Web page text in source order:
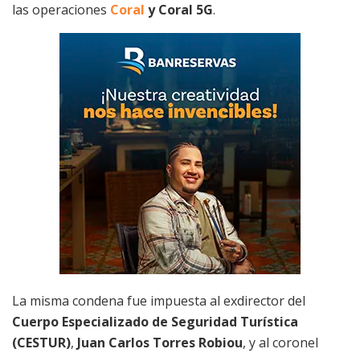
las operaciones Coral y Coral 5G.
La misma condena fue impuesta al exdirector del
Cuerpo Especializado de Seguridad Turística
(CESTUR), Juan Carlos Torres Robiou, y al coronel